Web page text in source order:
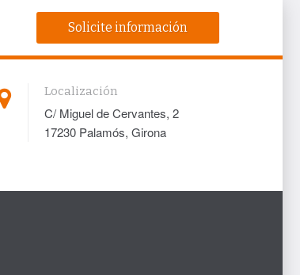
Solicite información
Localización
C/ Miguel de Cervantes, 2
17230 Palamós, Girona